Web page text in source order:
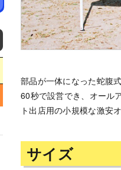
部品が一体になった蛇腹
60秒で設営でき、オール
ト出店用の小規模な激安
サイズ